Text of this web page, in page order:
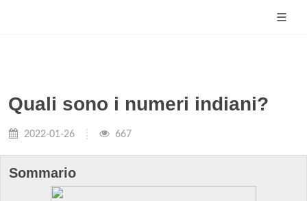
Quali sono i numeri indiani?
2022-01-26 667
Sommario